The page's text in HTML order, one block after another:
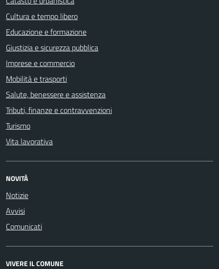
Cultura e tempo libero
Educazione e formazione
Giustizia e sicurezza pubblica
Imprese e commercio
Mobilità e trasporti
Salute, benessere e assistenza
Tributi, finanze e contravvenzioni
Turismo
Vita lavorativa
NOVITÀ
Notizie
Avvisi
Comunicati
VIVERE IL COMUNE